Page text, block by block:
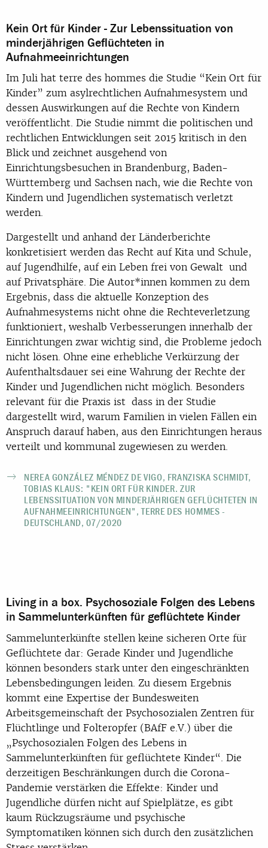
Kein Ort für Kinder - Zur Lebenssituation von
minderjährigen Geflüchteten in
Aufnahmeeinrichtungen
Im Juli hat terre des hommes die Studie “Kein Ort für
Kinder” zum asylrechtlichen Aufnahmesystem und
dessen Auswirkungen auf die Rechte von Kindern
veröffentlicht. Die Studie nimmt die politischen und
rechtlichen Entwicklungen seit 2015 kritisch in den
Blick und zeichnet ausgehend von
Einrichtungsbesuchen in Brandenburg, Baden-
Württemberg und Sachsen nach, wie die Rechte von
Kindern und Jugendlichen systematisch verletzt
werden.
Dargestellt und anhand der Länderberichte
konkretisiert werden das Recht auf Kita und Schule,
auf Jugendhilfe, auf ein Leben frei von Gewalt und
auf Privatsphäre. Die Autor*innen kommen zu dem
Ergebnis, dass die aktuelle Konzeption des
Aufnahmesystems nicht ohne die Rechteverletzung
funktioniert, weshalb Verbesserungen innerhalb der
Einrichtungen zwar wichtig sind, die Probleme jedoch
nicht lösen. Ohne eine erhebliche Verkürzung der
Aufenthaltsdauer sei eine Wahrung der Rechte der
Kinder und Jugendlichen nicht möglich. Besonders
relevant für die Praxis ist dass in der Studie
dargestellt wird, warum Familien in vielen Fällen ein
Anspruch darauf haben, aus den Einrichtungen heraus
verteilt und kommunal zugewiesen zu werden.
NEREA GONZÁLEZ MÉNDEZ DE VIGO, FRANZISKA SCHMIDT,
TOBIAS KLAUS: "KEIN ORT FÜR KINDER. ZUR
LEBENSSITUATION VON MINDERJÄHRIGEN GEFLÜCHTETEN IN
AUFNAHMEEINRICHTUNGEN", TERRE DES HOMMES -
DEUTSCHLAND, 07/2020
Living in a box. Psychosoziale Folgen des Lebens
in Sammelunterkünften für geflüchtete Kinder
Sammelunterkünfte stellen keine sicheren Orte für
Geflüchtete dar: Gerade Kinder und Jugendliche
können besonders stark unter den eingeschränkten
Lebensbedingungen leiden. Zu diesem Ergebnis
kommt eine Expertise der Bundesweiten
Arbeitsgemeinschaft der Psychosozialen Zentren für
Flüchtlinge und Folteropfer (BAfF e.V.) über die
„Psychosozialen Folgen des Lebens in
Sammelunterkünften für geflüchtete Kinder“. Die
derzeitigen Beschränkungen durch die Corona-
Pandemie verstärken die Effekte: Kinder und
Jugendliche dürfen nicht auf Spielplätze, es gibt
kaum Rückzugsräume und psychische
Symptomatiken können sich durch den zusätzlichen